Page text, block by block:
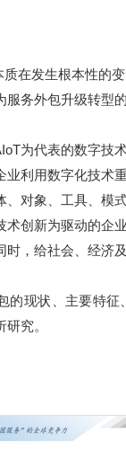
发生根本性的
务外包升级转型
为代表的数字技
利用数字化技术
对象、工具、模
创新为驱动的企
，给社会、经济
现状、主要特征
究。